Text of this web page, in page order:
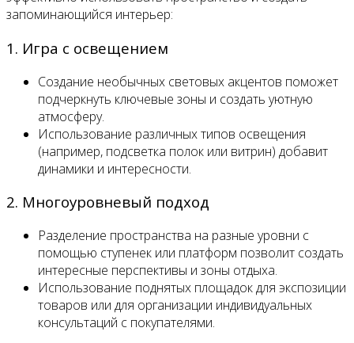
запоминающийся интерьер:
1. Игра с освещением
Создание необычных световых акцентов поможет
подчеркнуть ключевые зоны и создать уютную
атмосферу.
Использование различных типов освещения
(например, подсветка полок или витрин) добавит
динамики и интересности.
2. Многоуровневый подход
Разделение пространства на разные уровни с
помощью ступенек или платформ позволит создать
интересные перспективы и зоны отдыха.
Использование поднятых площадок для экспозиции
товаров или для организации индивидуальных
консультаций с покупателями.